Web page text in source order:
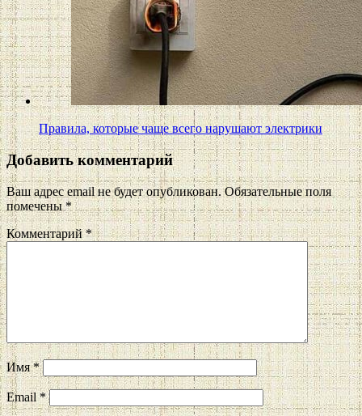
Правила, которые чаще всего нарушают электрики
Добавить комментарий
Ваш адрес email не будет опубликован. Обязательные поля
помечены*
Комментарий*
Имя*
Email*